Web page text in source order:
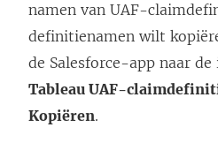
namen van UAF-
definitienamen wilt
de Salesforce-app naar
Tableau UAF-
Kopiëren.